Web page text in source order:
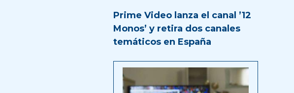
Prime Video lanza el canal ’12
Monos’ y retira dos canales
temáticos en España